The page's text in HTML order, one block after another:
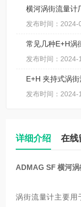
横河涡街流量计
发布时间：2024-
常见几种E+H涡
发布时间：2024-
E+H 夹持式涡
发布时间：2024-
详细介绍 在线
ADMAG SF 横河
涡街流量计主要用